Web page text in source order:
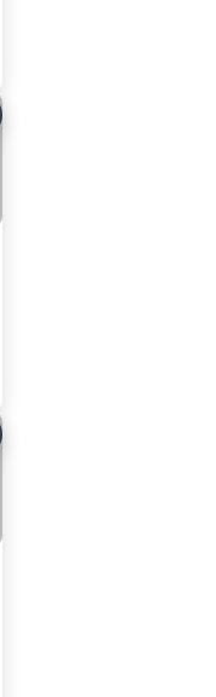
aos favoritos
aos favoritos